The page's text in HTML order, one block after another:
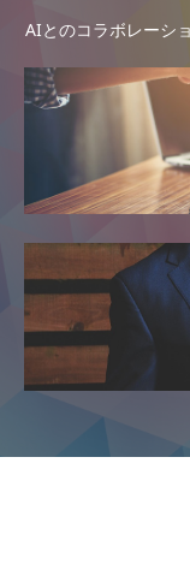
AIとのコラボレーシ